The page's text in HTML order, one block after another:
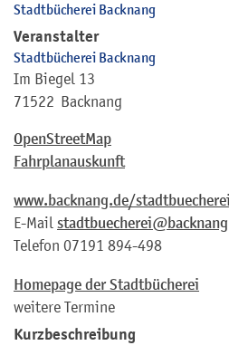
Stadtbücherei Backnang
Veranstalter
Stadtbücherei Backnang
Im Biegel 13
71522 Backnang
OpenStreetMap
Fahrplanauskunft
www.backnang.de/stadtbuecherei
E-Mail
Telefon 07191 894-498
Homepage der Stadtbücherei
weitere Termine
Kurzbeschreibung